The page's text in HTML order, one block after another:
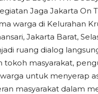
Jaga Jakarta On
warga di Kelurahan
Jakarta Barat,
ruang dialog
tokoh masyarakat,
untuk menyerap
masyarakat dalam